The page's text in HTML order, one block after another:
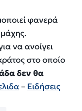
φανερά
να ανοίγει
στο οποίο
δεν θα
– Ειδήσεις